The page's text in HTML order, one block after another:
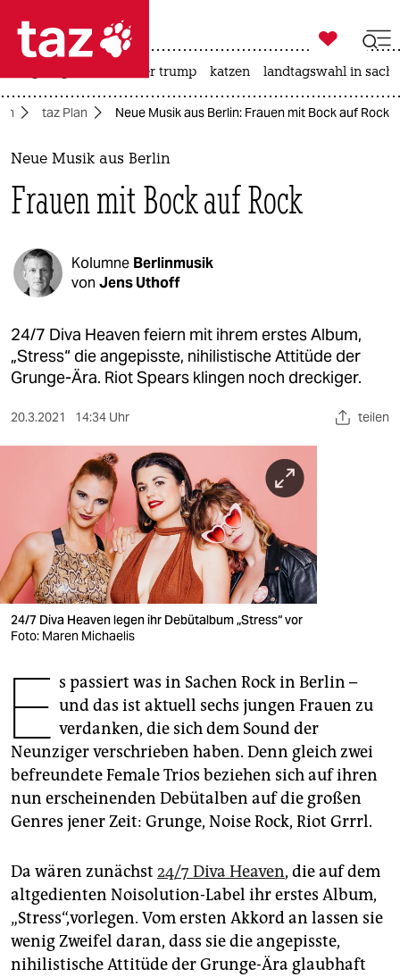
 taz zahl ich
taz zahl ich
themen
politik
öko
gesellschaft
kultur
sport
nord
wahrheit
verlag
verlag
veranstaltungen
shop
unterstützen
abo
genossenschaft
epaper login

taz zahl ich
usa unter trump katzen landtagswahl in
taz Plan Neue Musik aus Berlin: Frauen mit Bock auf Rock
Neue Musik aus Berlin
Frauen mit Bock auf Rock
Kolumne Berlinmusik
von Jens Uthoff
24/7 Diva Heaven feiern mit ihrem erstes Album,
„Stress“ die angepisste, nihilistische Attitüde der
Grunge-Ära. Riot Spears klingen noch dreckiger.
20.3.2021 14:34 Uhr teilen
24/7 Diva Heaven legen ihr Debütalbum „Stress“ vor
Foto: Maren Michaelis
E s passiert was in Sachen Rock in Berlin –
und das ist aktuell sechs jungen Frauen zu
verdanken, die sich dem Sound der
Neunziger verschrieben haben. Denn gleich zwei
befreundete Female Trios beziehen sich auf ihren
nun erscheinenden Debütalben auf die großen
Genres jener Zeit: Grunge, Noise Rock, Riot Grrrl.
Da wären zunächst 24/7 Diva Heaven, die auf dem
altgedienten Noisolution-Label ihr erstes Album,
„Stress“,vorlegen. Vom ersten Akkord an lassen sie
wenig Zweifel daran, dass sie die angepisste,
nihilistische Attitüde der Grunge-Ära glaubhaft